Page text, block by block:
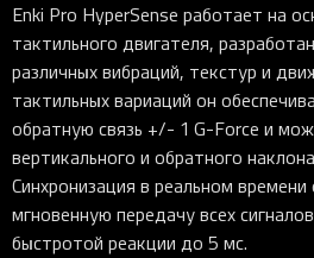
Enki Pro HyperSense работает на
тактильного двигателя,
различных вибраций, текстур и
тактильных вариаций он
обратную связь +/- 1 G-Force и
вертикального и обратного
Синхронизация в реальном времени
мгновенную передачу всех
быстротой реакции до 5 мс.